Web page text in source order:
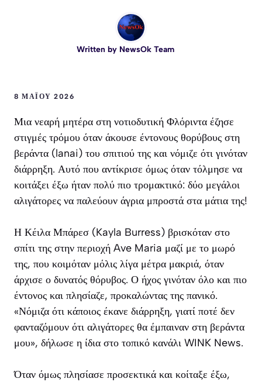
Written by NewsOk Team
8 ΜΑΪ́ΟΥ 2026
Μια νεαρή μητέρα στη νοτιοδυτική Φλόριντα έζησε
στιγμές τρόμου όταν άκουσε έντονους θορύβους στη
βεράντα (lanai) του σπιτιού της και νόμιζε ότι γινόταν
διάρρηξη. Αυτό που αντίκρισε όμως όταν τόλμησε να
κοιτάξει έξω ήταν πολύ πιο τρομακτικό: δύο μεγάλοι
αλιγάτορες να παλεύουν άγρια μπροστά στα μάτια της!
Η Κέιλα Μπάρεσ (Kayla Burress) βρισκόταν στο
σπίτι της στην περιοχή Ave Maria μαζί με το μωρό
της, που κοιμόταν μόλις λίγα μέτρα μακριά, όταν
άρχισε ο δυνατός θόρυβος. Ο ήχος γινόταν όλο και πιο
έντονος και πλησίαζε, προκαλώντας της πανικό.
«Νόμιζα ότι κάποιος έκανε διάρρηξη, γιατί ποτέ δεν
φανταζόμουν ότι αλιγάτορες θα έμπαιναν στη βεράντα
μου», δήλωσε η ίδια στο τοπικό κανάλι WINK News.
Όταν όμως πλησίασε προσεκτικά και κοίταξε έξω,